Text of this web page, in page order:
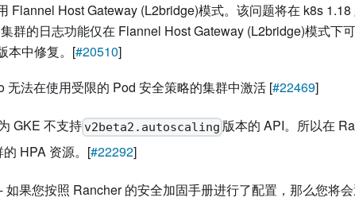
Flannel Host Gateway (L2bridge)模式。该问题将在 k8s
群的日志功能仅在 Flannel Host Gateway (L2bridge)模式下
本中修复。[#20510]
无法在使用受限的 Pod 安全策略的集群中激活 [#22469]
GKE 不支持 v2beta2.autoscaling 版本的 API。所以在
HPA 资源。[#22292]
如果您按照 Rancher 的安全加固手册进行了配置，那么您将会